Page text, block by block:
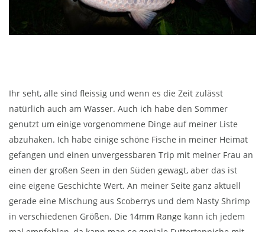
Ihr seht, alle sind fleissig und wenn es die Zeit zulässt
natürlich auch am Wasser. Auch ich habe den Sommer
genutzt um einige vorgenommene Dinge auf meiner Liste
abzuhaken. Ich habe einige schöne Fische in meiner Heimat
gefangen und einen unvergessbaren Trip mit meiner Frau an
einen der großen Seen in den Süden gewagt, aber das ist
eine eigene Geschichte Wert. An meiner Seite ganz aktuell
gerade eine Mischung aus Scoberrys und dem Nasty Shrimp
in verschiedenen Größen. Die 14mm Range kann ich jedem